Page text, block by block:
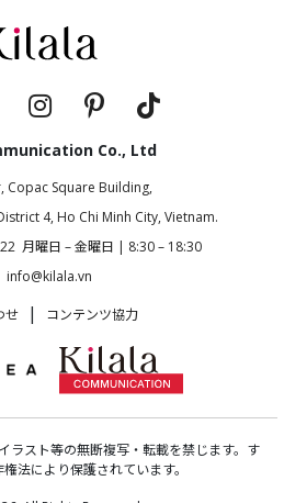
Co., Ltd
Copac Square Building,
4, Ho Chi Minh City, Vietnam.
月曜日 – 金曜日 | 8:30 – 18:30
info@kilala.vn
せ | コンテンツ協力
ラスト等の無断複写・転載を禁じます。す
法により保護されています。